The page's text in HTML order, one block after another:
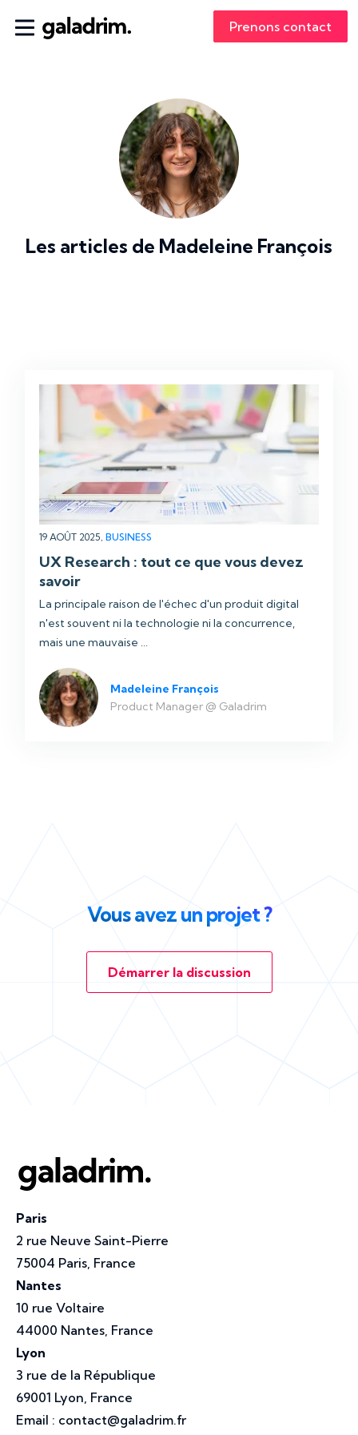
Prenons contact
Les articles de Madeleine François
19 AOÛT 2025, BUSINESS
UX Research : tout ce que vous devez
savoir
La principale raison de l'échec d'un produit digital
n'est souvent ni la technologie ni la concurrence,
mais une mauvaise ...
Madeleine François
Product Manager @ Galadrim
Vous avez un projet ?
Démarrer la discussion
Paris
2 rue Neuve Saint-Pierre
75004 Paris, France
Nantes
10 rue Voltaire
44000 Nantes, France
Lyon
3 rue de la République
69001 Lyon, France
Email : contact@galadrim.fr